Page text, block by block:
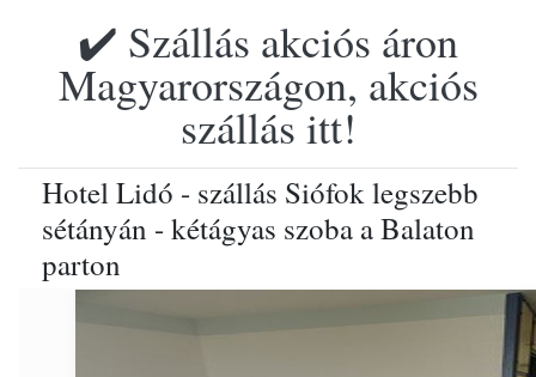
✔️ Szállás akciós áron
Magyarországon, akciós
szállás itt!
Hotel Lidó - szállás Siófok legszebb
sétányán - kétágyas szoba a Balaton
parton